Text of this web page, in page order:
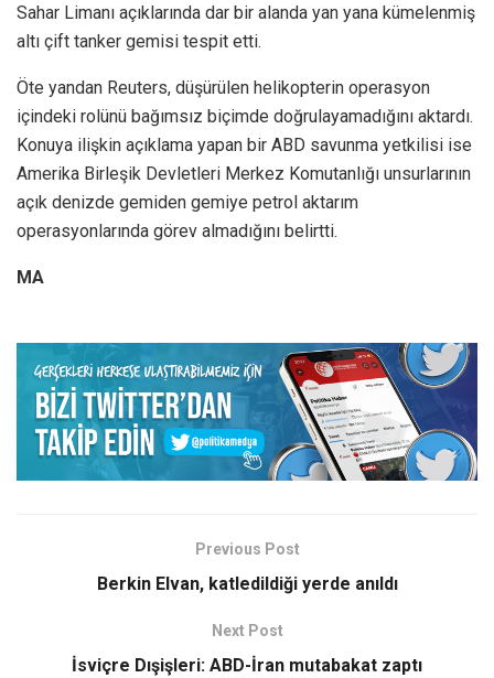
Sahar Limanı açıklarında dar bir alanda yan yana kümelenmiş
altı çift tanker gemisi tespit etti.
Öte yandan Reuters, düşürülen helikopterin operasyon
içindeki rolünü bağımsız biçimde doğrulayamadığını aktardı.
Konuya ilişkin açıklama yapan bir ABD savunma yetkilisi ise
Amerika Birleşik Devletleri Merkez Komutanlığı unsurlarının
açık denizde gemiden gemiye petrol aktarım
operasyonlarında görev almadığını belirtti.
MA
Previous Post
Berkin Elvan, katledildiği yerde anıldı
Next Post
İsviçre Dışişleri: ABD-İran mutabakat zaptı